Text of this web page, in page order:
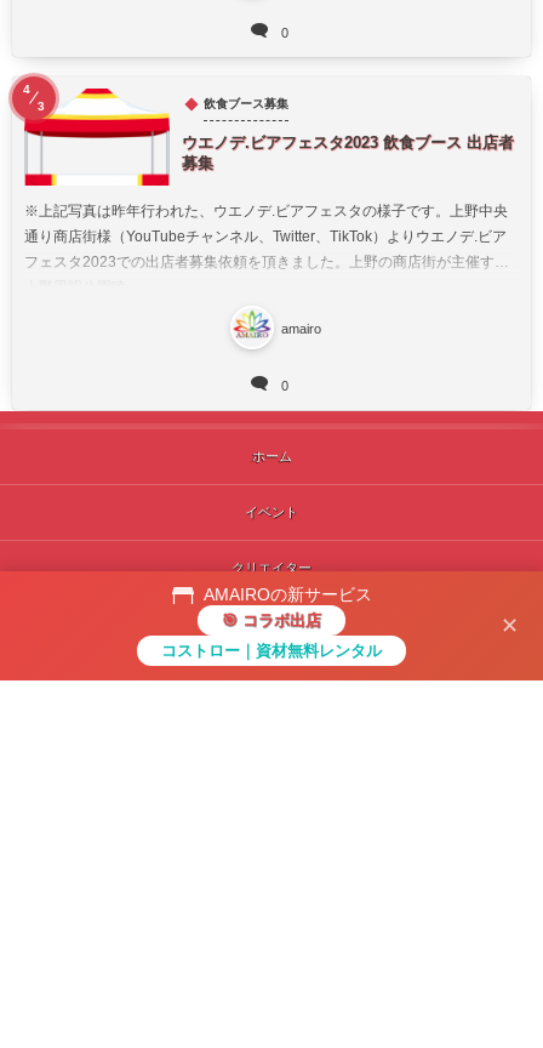
AMAIROの新サービス
🎯 コラボ出店
コストロー｜資材無料レンタル
✕
0
飲食ブース募集
ウエノデ.ビアフェスタ2023 飲食ブース 出店者
募集
※上記写真は昨年行われた、ウエノデ.ビアフェスタの様子です。上野中央
通り商店街様（YouTubeチャンネル、Twitter、TikTok）よりウエノデ.ビア
フェスタ2023での出店者募集依頼を頂きました。上野の商店街が主催する
amairo
0
4
3
ホーム 先頭へ
ホーム
イベント
クリエイター
広告依頼
会社紹介